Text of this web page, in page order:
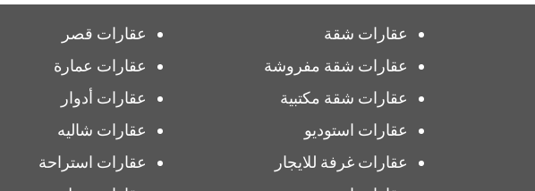
عقارات شقة
عقارات شقة مفروشة
عقارات شقة مكتبية
عقارات استوديو
عقارات غرفة للايجار
عقارات قصر
عقارات عمارة
عقارات أدوار
عقارات شاليه
عقارات استراحة